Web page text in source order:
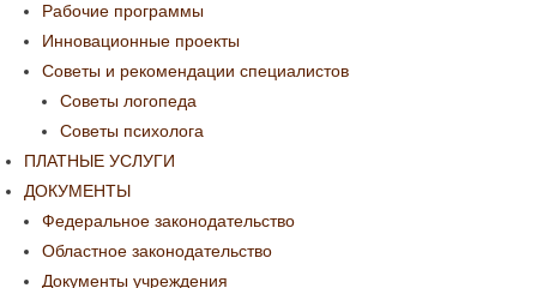
Рабочие программы
Инновационные проекты
Советы и рекомендации специалистов
Советы логопеда
Советы психолога
ПЛАТНЫЕ УСЛУГИ
ДОКУМЕНТЫ
Федеральное законодательство
Областное законодательство
Документы учреждения